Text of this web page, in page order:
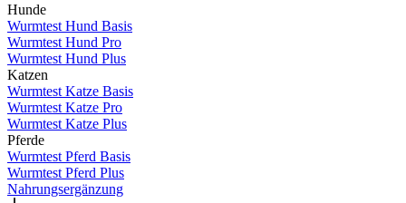
Hunde
Wurmtest Hund Basis
Wurmtest Hund Pro
Wurmtest Hund Plus
Katzen
Wurmtest Katze Basis
Wurmtest Katze Pro
Wurmtest Katze Plus
Pferde
Wurmtest Pferd Basis
Wurmtest Pferd Plus
Nahrungsergänzung